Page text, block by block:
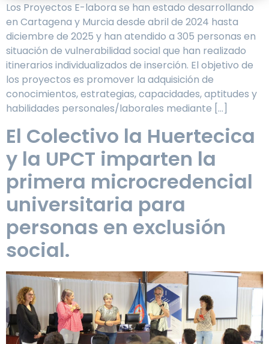
Los Proyectos E-labora se han estado desarrollando
en Cartagena y Murcia desde abril de 2024 hasta
diciembre de 2025 y han atendido a 305 personas en
situación de vulnerabilidad social que han realizado
itinerarios individualizados de inserción. El objetivo de
los proyectos es promover la adquisición de
conocimientos, estrategias, capacidades, aptitudes y
habilidades personales/laborales mediante […]
El Colectivo la Huertecica
y la UPCT imparten la
primera microcredencial
universitaria para
personas en exclusión
social.